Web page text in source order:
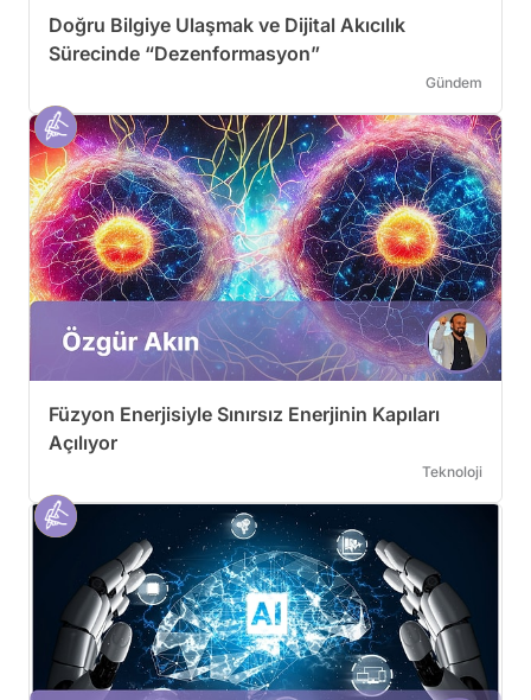
Doğru Bilgiye Ulaşmak ve Dijital Akıcılık
Sürecinde “Dezenformasyon”
Gündem
Füzyon Enerjisiyle Sınırsız Enerjinin Kapıları
Açılıyor
Teknoloji